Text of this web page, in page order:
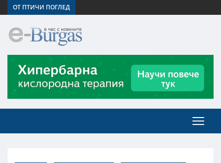
ОТ ПТИЧИ ПОГЛЕД